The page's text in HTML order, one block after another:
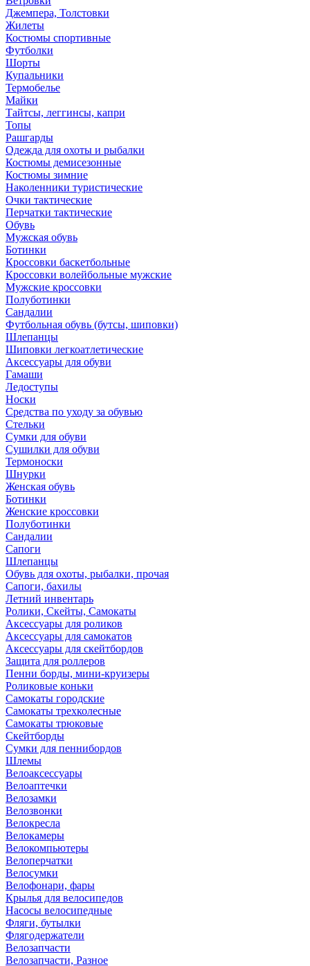
Джемпера, Толстовки
Жилеты
Костюмы спортивные
Футболки
Шорты
Купальники
Термобелье
Майки
Тайтсы, леггинсы, капри
Топы
Рашгарды
Одежда для охоты и рыбалки
Костюмы демисезонные
Костюмы зимние
Наколенники туристические
Очки тактические
Перчатки тактические
Обувь
Мужская обувь
Ботинки
Кроссовки баскетбольные
Кроссовки волейбольные мужские
Мужские кроссовки
Полуботинки
Сандалии
Футбольная обувь (бутсы, шиповки)
Шлепанцы
Шиповки легкоатлетические
Аксессуары для обуви
Гамаши
Ледоступы
Носки
Средства по уходу за обувью
Стельки
Сумки для обуви
Сушилки для обуви
Термоноски
Шнурки
Женская обувь
Ботинки
Женские кроссовки
Полуботинки
Сандалии
Сапоги
Шлепанцы
Обувь для охоты, рыбалки, прочая
Сапоги, бахилы
Летний инвентарь
Ролики, Скейты, Самокаты
Аксессуары для роликов
Аксессуары для самокатов
Аксессуары для скейтбордов
Защита для роллеров
Пенни борды, мини-круизеры
Роликовые коньки
Самокаты городские
Самокаты трехколесные
Самокаты трюковые
Скейтборды
Сумки для пеннибордов
Шлемы
Велоаксессуары
Велоаптечки
Велозамки
Велозвонки
Велокресла
Велокамеры
Велокомпьютеры
Велоперчатки
Велосумки
Велофонари, фары
Крылья для велосипедов
Насосы велосипедные
Фляги, бутылки
Флягодержатели
Велозапчасти
Велозапчасти, Разное